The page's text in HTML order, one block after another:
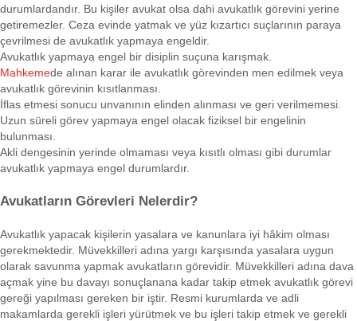
durumlardandır. Bu kişiler avukat olsa dahi avukatlık görevini yerine
getiremezler. Ceza evinde yatmak ve yüz kızartıcı suçlarının paraya
çevrilmesi de avukatlık yapmaya engeldir.
Avukatlık yapmaya engel bir disiplin suçuna karışmak.
Mahkemede alınan karar ile avukatlık görevinden men edilmek veya
avukatlık görevinin kısıtlanması.
İflas etmesi sonucu unvanının elinden alınması ve geri verilmemesi.
Uzun süreli görev yapmaya engel olacak fiziksel bir engelinin
bulunması.
Akli dengesinin yerinde olmaması veya kısıtlı olması gibi durumlar
avukatlık yapmaya engel durumlardır.
Avukatların Görevleri Nelerdir?
Avukatlık yapacak kişilerin yasalara ve kanunlara iyi hâkim olması
gerekmektedir. Müvekkilleri adına yargı karşısında yasalara uygun
olarak savunma yapmak avukatların görevidir. Müvekkilleri adına dava
açmak yine bu davayı sonuçlanana kadar takip etmek avukatlık görevi
gereği yapılması gereken bir iştir. Resmi kurumlarda ve adli
makamlarda gerekli işleri yürütmek ve bu işleri takip etmek ve gerekli